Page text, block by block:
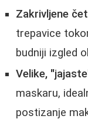
Zakrivljene
trepavice
budniji izgled
Velike,
maskaru,
postizanje